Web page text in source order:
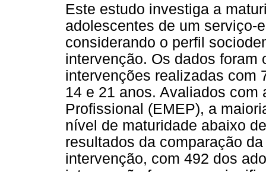
Este estudo investiga a
adolescentes de um serviço-
considerando o perfil
intervenção. Os dados foram
intervenções realizadas com
14 e 21 anos. Avaliados
Profissional (EMEP), a
nível de maturidade abaixo
resultados da comparação
intervenção, com 492 dos